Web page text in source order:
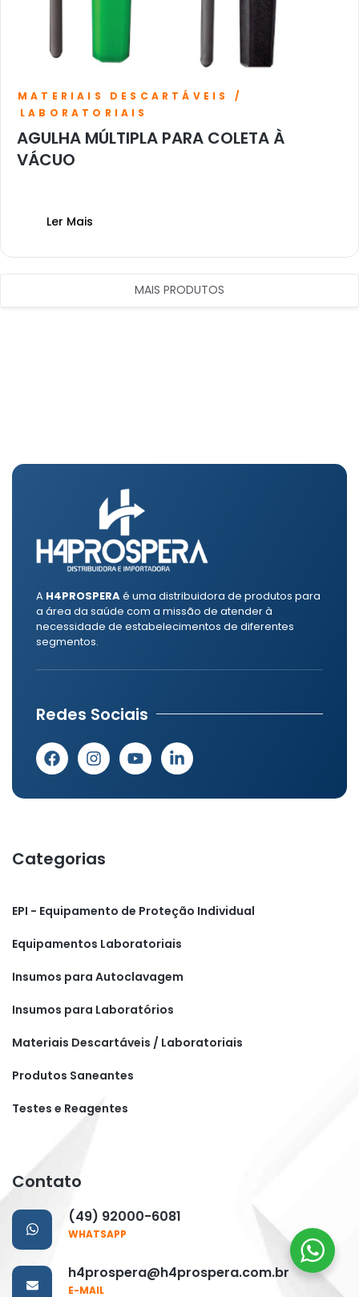
MATERIAIS DESCARTÁVEIS /
LABORATORIAIS
AGULHA MÚLTIPLA PARA COLETA À
VÁCUO
Ler Mais
MAIS PRODUTOS
A H4PROSPERAé uma distribuidora de produtos para
a área da saúde com a missão de atender à
necessidade de estabelecimentos de diferentes
segmentos.
Redes Sociais
Categorias
EPI - Equipamento de Proteção Individual
Equipamentos Laboratoriais
Insumos para Autoclavagem
Insumos para Laboratórios
Materiais Descartáveis / Laboratoriais
Produtos Saneantes
Testes e Reagentes
Contato
(49) 92000-6081
WHATSAPP
h4prospera@h4prospera.com.br
E-MAIL